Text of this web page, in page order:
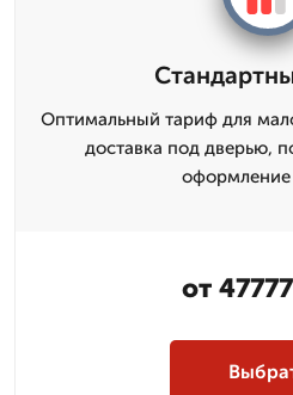
Оптимальный тариф для
доставка под дверью,
оформление
от